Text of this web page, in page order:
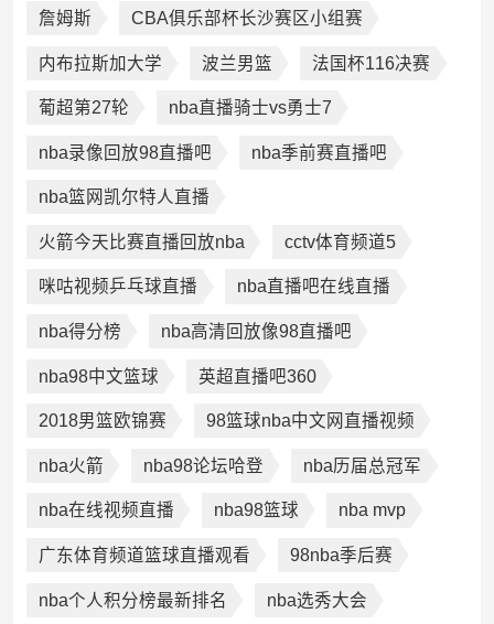
詹姆斯 CBA俱乐部杯长沙赛区小组赛
内布拉斯加大学 波兰男篮 法国杯116决赛
葡超第27轮 nba直播骑士vs勇士7
nba录像回放98直播吧 nba季前赛直播吧
nba篮网凯尔特人直播
火箭今天比赛直播回放nba cctv体育频道5
咪咕视频乒乓球直播 nba直播吧在线直播
nba得分榜 nba高清回放像98直播吧
nba98中文篮球 英超直播吧360
2018男篮欧锦赛 98篮球nba中文网直播视频
nba火箭 nba98论坛哈登 nba历届总冠军
nba在线视频直播 nba98篮球 nba mvp
广东体育频道篮球直播观看 98nba季后赛
nba个人积分榜最新排名 nba选秀大会